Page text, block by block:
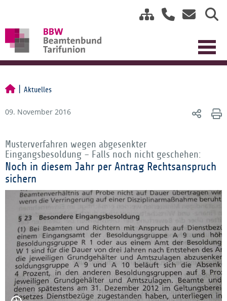
Aktuelles
09. November 2016
Musterverfahren wegen abgesenkter
Eingangsbesoldung – Falls noch nicht geschehen:
Noch in diesem Jahr per Antrag Rechtsanspruch
sichern